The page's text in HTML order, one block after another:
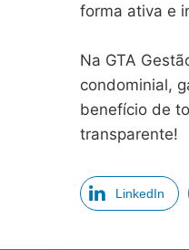
forma ativa e
Na GTA
condominial,
benefício de
transparente!
LinkedIn